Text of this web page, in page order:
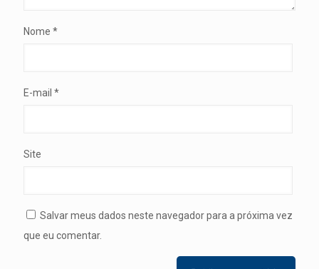
Nome *
E-mail *
Site
Salvar meus dados neste navegador para a próxima vez
que eu comentar.